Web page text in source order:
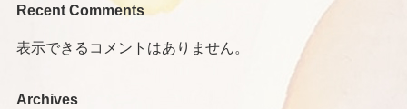
Recent Comments
表示できるコメントはありません。
Archives